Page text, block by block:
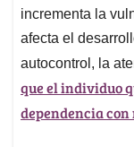
incrementa la
afecta el
autocontrol, la
que el individuo
dependencia